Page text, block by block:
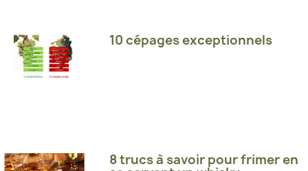
10 cépages exceptionnels
8 trucs à savoir pour frimer en